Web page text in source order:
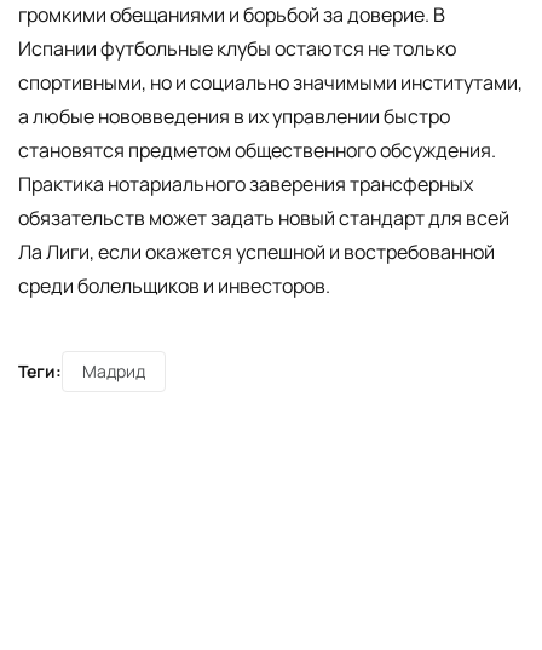
громкими обещаниями и борьбой за доверие. В
Испании футбольные клубы остаются не только
спортивными, но и социально значимыми институтами,
а любые нововведения в их управлении быстро
становятся предметом общественного обсуждения.
Практика нотариального заверения трансферных
обязательств может задать новый стандарт для всей
Ла Лиги, если окажется успешной и востребованной
среди болельщиков и инвесторов.
Теги: Мадрид